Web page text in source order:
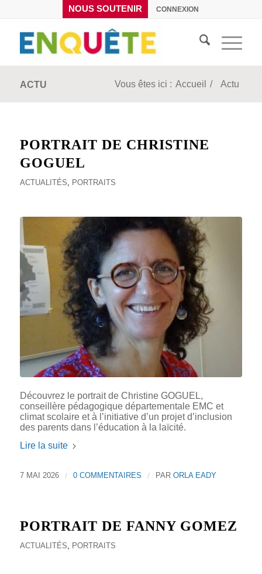
NOUS SOUTENIR CONNEXION
ACTU Vous êtes ici : Accueil / Actu
PORTRAIT DE CHRISTINE
GOGUEL
ACTUALITÉS, PORTRAITS
Découvrez le portrait de Christine GOGUEL,
conseillère pédagogique départementale EMC et
climat scolaire et à l’initiative d’un projet d’inclusion
des parents dans l’éducation à la laïcité.
Lire la suite
7 MAI 2026 / 0 COMMENTAIRES / PAR ORLA EADY
PORTRAIT DE FANNY GOMEZ
ACTUALITÉS PORTRAITS